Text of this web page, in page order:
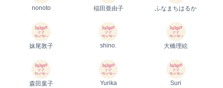
nonoto 稲田亜由子 ふなまちはるか
妹尾敦子 shino. 大橋理絵
森田葉子 Yurika Suri